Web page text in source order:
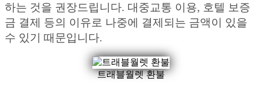
하는 것을 권장드립니다. 대중교통 이용, 호텔 보증
금 결제 등의 이유로 나중에 결제되는 금액이 있을
수 있기 때문입니다.
트래블월렛 환불